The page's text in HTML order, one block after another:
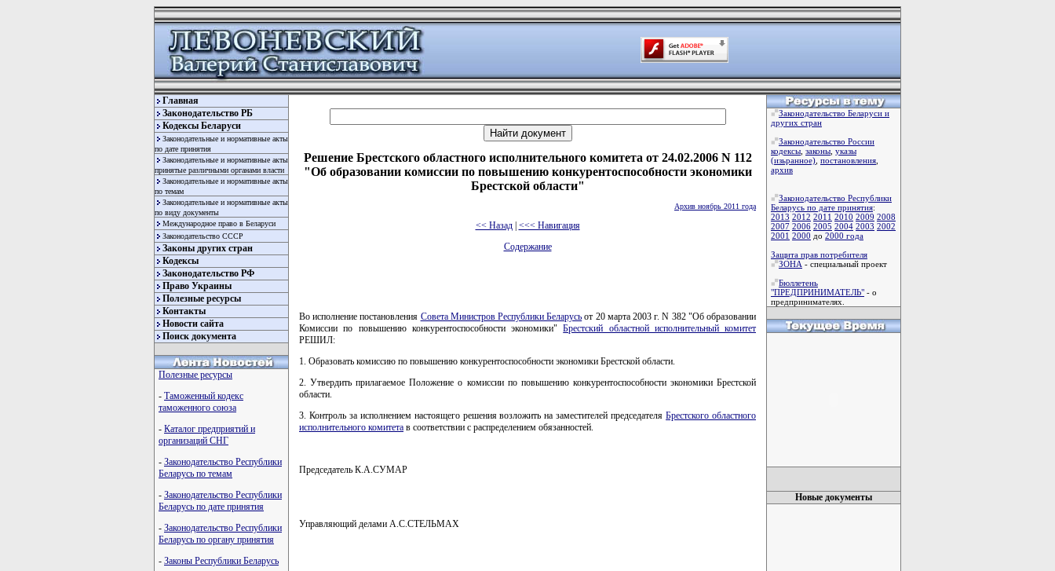
Главная
Законодательство РБ
Кодексы Беларуси
Законодательные и нормативные акты
по дате принятия
Законодательные и нормативные акты
принятые различными органами власти
Законодательные и нормативные акты
по темам
Законодательные и нормативные акты
по виду документы
Международное право в Беларуси
Законодательство СССР
Законы других стран
Кодексы
Законодательство РФ
Право Украины
Полезные ресурсы
Контакты
Новости сайта
Поиск документа
Полезные ресурсы
- Таможенный кодекс
таможенного союза
- Каталог предприятий и
организаций СНГ
- Законодательство Республики
Беларусь по темам
- Законодательство Республики
Беларусь по дате принятия
- Законодательство Республики
Беларусь по органу принятия
- Законы Республики Беларусь
Решение Брестского областного исполнительного комитета от 24.02.2006 N 112
"Об образовании комиссии по повышению конкурентоспособности экономики
Брестской области"
Архив ноябрь 2011 года
<< Назад| <<< Навигация
Содержание
Во исполнение постановления Совета Министров Республики Беларусь от 20 марта 2003 г. N 382 "Об образовании
Комиссии по повышению конкурентоспособности экономики"Брестский областной исполнительный комитет
РЕШИЛ:
1. Образовать комиссию по повышению конкурентоспособности экономики Брестской области.
2. Утвердить прилагаемое Положение о комиссии по повышению конкурентоспособности экономики Брестской
области.
3. Контроль за исполнением настоящего решения возложить на заместителей председателяБрестского областного
исполнительного комитета в соответствии с распределением обязанностей.
Председатель К.А.СУМАР
Управляющий делами А.С.СТЕЛЬМАХ
Законодательство Беларуси и
других стран
Законодательство России
кодексы законы указы
(изьранное) постановления
архив
Законодательство Республики
Беларусь по дате принятия:
2013 2012 2011 2010 2009 2008
2007 2006 2005 2004 2003 2002
2001 2000 до 2000 года
Защита прав потребителя
ЗОНА - специальный проект
Бюллетень
"ПРЕДПРИНИМАТЕЛЬ" - о
предпринимателях.
Новые документы